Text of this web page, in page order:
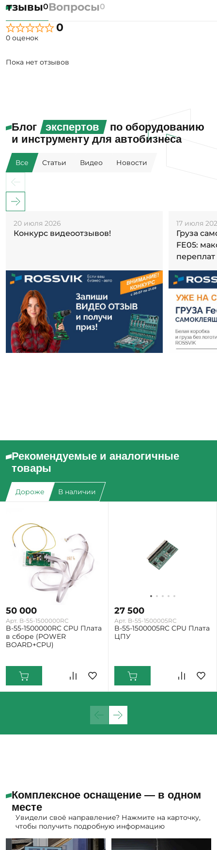
0Вопросы0
0
0 оценок
Пока нет отзывов
Блог экспертов
по оборудованию
и инструменту для автобизнеса
Все Статьи Видео Новости
20 июля 2026
Конкурс видеоотзывов!
17 июля
Груза
FE05:
переплат
Рекомендуемые и аналогичные
товары
Дороже В наличии
50 000
Арт. B-55-1500000RC
B-55-1500000RC CPU Плата
в сборе (POWER
BOARD+CPU)
27 500
Арт. B-55-1500005RC
B-55-1500005RC CPU Плата
ЦПУ
Комплексное оснащение — в одном
месте
Увидели своё направление? Нажмите на карточку,
чтобы получить подробную информацию